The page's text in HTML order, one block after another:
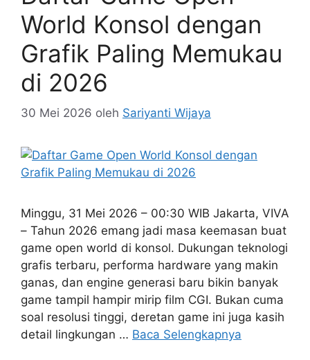
World Konsol dengan
Grafik Paling Memukau
di 2026
30 Mei 2026 oleh Sariyanti Wijaya
Minggu, 31 Mei 2026 – 00:30 WIB Jakarta, VIVA
– Tahun 2026 emang jadi masa keemasan buat
game open world di konsol. Dukungan teknologi
grafis terbaru, performa hardware yang makin
ganas, dan engine generasi baru bikin banyak
game tampil hampir mirip film CGI. Bukan cuma
soal resolusi tinggi, deretan game ini juga kasih
detail lingkungan … Baca Selengkapnya